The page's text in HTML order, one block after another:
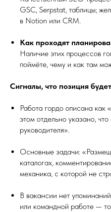
GSC, Serpstat, таблицы;
в Notion или CRM.
Как проходят
Наличие этих процессов
поймёте, чему и как там
Сигналы, что позиция
Работа гордо описана как
этом отдельно указано,
руководителя».
Основные задачи:
каталогах,
механика, с которой не
В вакансии нет
или командной работе —